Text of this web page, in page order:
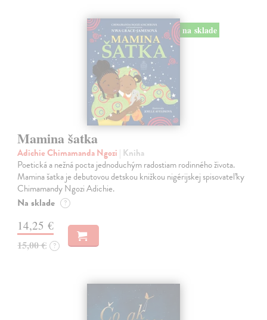
na sklade
Mamina šatka
Adichie Chimamanda Ngozi | Kniha
Poetická a nežná pocta jednoduchým radostiam rodinného života.
Mamina šatka je debutovou detskou knižkou nigérijskej spisovateľky
Chimamandy Ngozi Adichie.
Na sklade ?
14,25 €
15,00 € ?